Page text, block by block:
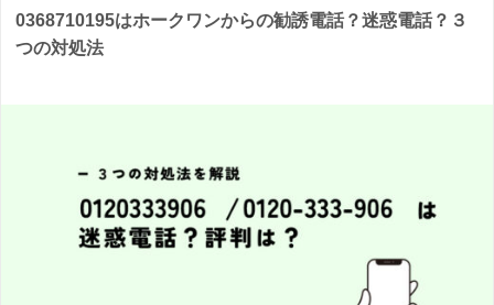
0368710195はホークワンからの勧誘電話？迷惑電話？３
つの対処法